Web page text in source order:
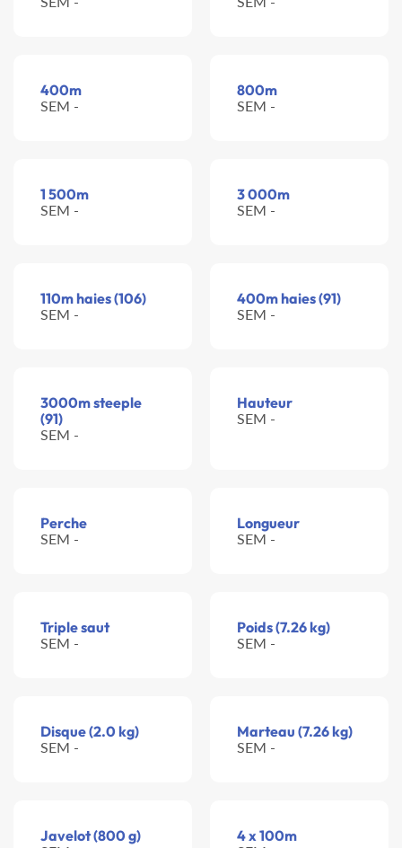
400m
SEM -
800m
SEM -
1 500m
SEM -
3 000m
SEM -
110m haies (106)
SEM -
400m haies (91)
SEM -
3000m steeple
(91)
SEM -
Hauteur
SEM -
Perche
SEM -
Longueur
SEM -
Triple saut
SEM -
Poids (7.26 kg)
SEM -
Disque (2.0 kg)
SEM -
Marteau (7.26 kg)
SEM -
Javelot (800 g) 4 x 100m